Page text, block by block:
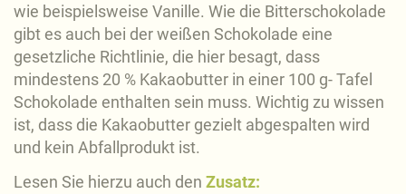
wie beispielsweise Vanille. Wie die Bitterschokolade
gibt es auch bei der weißen Schokolade eine
gesetzliche Richtlinie, die hier besagt, dass
mindestens 20 % Kakaobutter in einer 100 g- Tafel
Schokolade enthalten sein muss. Wichtig zu wissen
ist, dass die Kakaobutter gezielt abgespalten wird
und kein Abfallprodukt ist.
Lesen Sie hierzu auch den Zusatz: